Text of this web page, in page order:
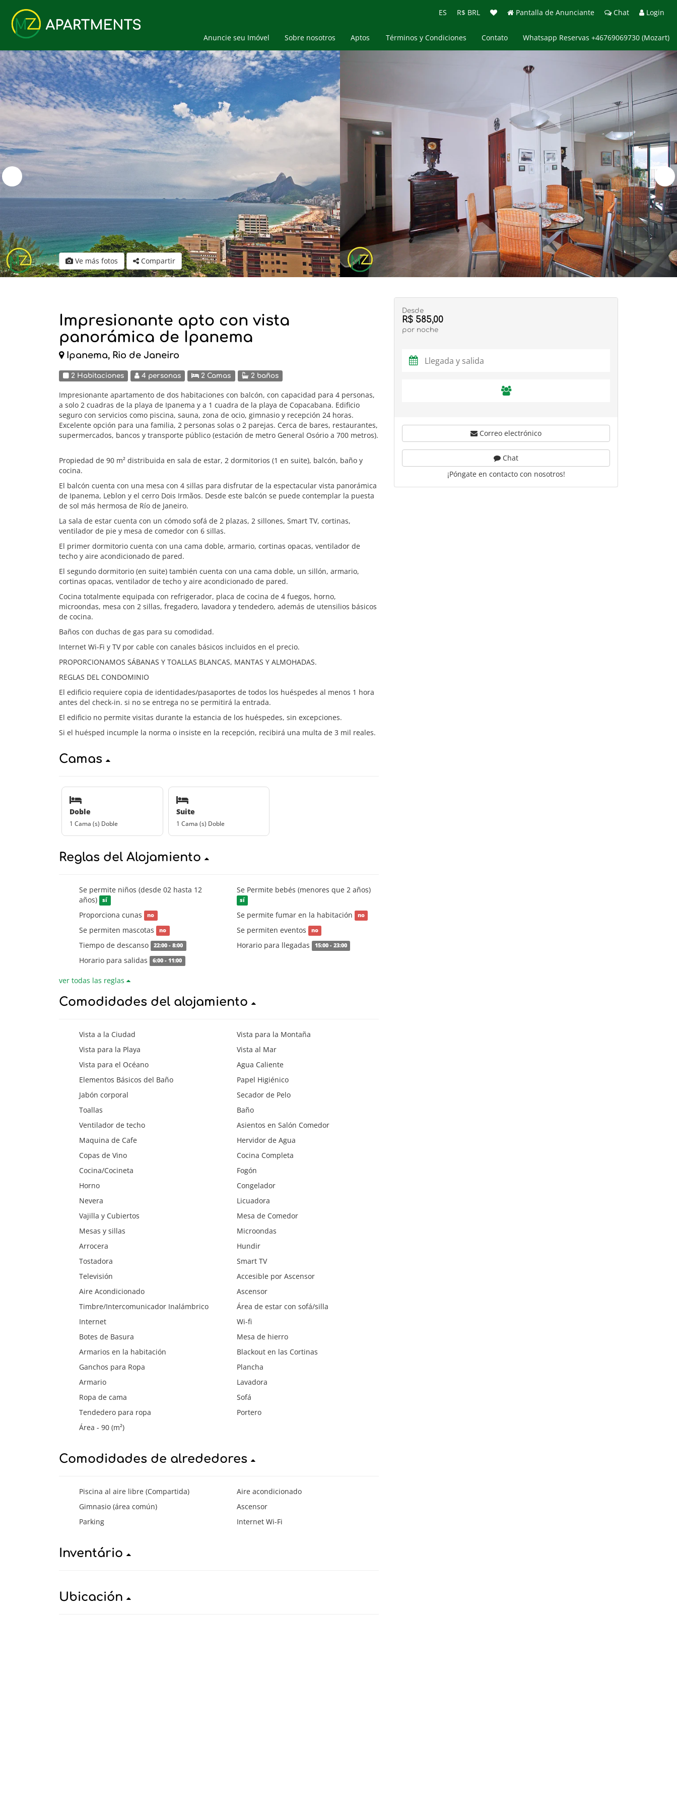
ES R$ BRL Pantalla de Anunciante Chat Login
Anuncie seu Imóvel
Sobre nosotros
Blog
Aptos
Propriedades de Temporada
Compra & Venda
Términos y Condiciones Contato Whatsapp Reservas +46769069730 (Mozart)
Ve más fotos Compartir
Impresionante apto con vista
panorámica de Ipanema
Ipanema, Rio de Janeiro
2 Habitaciones 4 personas 2 Camas 2 baños
Impresionante apartamento de dos habitaciones con balcón, con capacidad para 4 personas,
a solo 2 cuadras de la playa de Ipanema y a 1 cuadra de la playa de Copacabana. Edificio
seguro con servicios como piscina, sauna, zona de ocio, gimnasio y recepción 24 horas.
Excelente opción para una familia, 2 personas solas o 2 parejas. Cerca de bares, restaurantes,
supermercados, bancos y transporte público (estación de metro General Osório a 700 metros).
Propiedad de 90 m² distribuida en sala de estar, 2 dormitorios (1 en suite), balcón, baño y
cocina.
El balcón cuenta con una mesa con 4 sillas para disfrutar de la espectacular vista panorámica
de Ipanema, Leblon y el cerro Dois Irmãos. Desde este balcón se puede contemplar la puesta
de sol más hermosa de Río de Janeiro.
La sala de estar cuenta con un cómodo sofá de 2 plazas, 2 sillones, Smart TV, cortinas,
ventilador de pie y mesa de comedor con 6 sillas.
El primer dormitorio cuenta con una cama doble, armario, cortinas opacas, ventilador de
techo y aire acondicionado de pared.
El segundo dormitorio (en suite) también cuenta con una cama doble, un sillón, armario,
cortinas opacas, ventilador de techo y aire acondicionado de pared.
Cocina totalmente equipada con refrigerador, placa de cocina de 4 fuegos, horno,
microondas, mesa con 2 sillas, fregadero, lavadora y tendedero, además de utensilios básicos
de cocina.
Baños con duchas de gas para su comodidad.
Internet Wi-Fi y TV por cable con canales básicos incluidos en el precio.
PROPORCIONAMOS SÁBANAS Y TOALLAS BLANCAS, MANTAS Y ALMOHADAS.
REGLAS DEL CONDOMINIO
El edificio requiere copia de identidades/pasaportes de todos los huéspedes al menos 1 hora
antes del check-in. si no se entrega no se permitirá la entrada.
El edificio no permite visitas durante la estancia de los huéspedes, sin excepciones.
Si el huésped incumple la norma o insiste en la recepción, recibirá una multa de 3 mil reales.
Camas
Doble
1 Cama (s) Doble
Suite
1 Cama (s) Doble
Reglas del Alojamiento
Se permite niños (desde 02 hasta 12
años)
sí
Se Permite bebés (menores que 2 años)
sí
Proporciona cunas no Se permite fumar en la habitación no
Se permiten mascotas no Se permiten eventos no
Tiempo de descanso 22:00 - 8:00 Horario para llegadas 15:00 - 23:00
Horario para salidas 6:00 - 11:00
ver todas las reglas
Comodidades del alojamiento
Vista a la Ciudad
Vista para la Montaña
Vista para la Playa
Vista al Mar
Vista para el Océano
Agua Caliente
Elementos Básicos del Baño
Papel Higiénico
Jabón corporal
Secador de Pelo
Toallas
Baño
Ventilador de techo
Asientos en Salón Comedor
Maquina de Cafe
Hervidor de Agua
Copas de Vino
Cocina Completa
Cocina/Cocineta
Fogón
Horno
Congelador
Nevera
Licuadora
Vajilla y Cubiertos
Mesa de Comedor
Mesas y sillas
Microondas
Arrocera
Hundir
Tostadora
Smart TV
Televisión
Accesible por Ascensor
Aire Acondicionado
Ascensor
Timbre/Intercomunicador Inalámbrico
Área de estar con sofá/silla
Internet
Wi-fi
Botes de Basura
Mesa de hierro
Armarios en la habitación
Blackout en las Cortinas
Ganchos para Ropa
Plancha
Armario
Lavadora
Ropa de cama
Sofá
Tendedero para ropa
Portero
Área - 90 (m²)
Comodidades de alrededores
Piscina al aire libre (Compartida)
Aire acondicionado
Gimnasio (área común)
Ascensor
Parking
Internet Wi-Fi
Inventário
Ubicación
Desde
R$ 585,00
por noche
Correo electrónico
Chat
¡Póngate en contacto con nosotros!